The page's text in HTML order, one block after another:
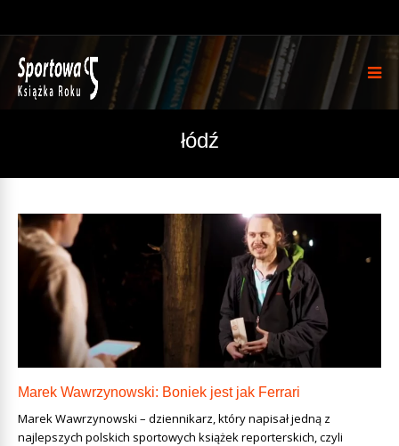
łódź
Marek Wawrzynowski: Boniek jest jak Ferrari
Marek Wawrzynowski – dziennikarz, który napisał jedną z
najlepszych polskich sportowych książek reporterskich, czyli